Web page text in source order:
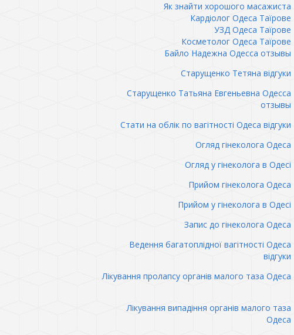
Як знайти хорошого масажиста
Кардіолог Одеса Таїрове
УЗД Одеса Таїрове
Косметолог Одеса Таїрове
Байло Надежна Одесса отзывы
Старущенко Тетяна відгуки
Старущенко Татьяна Евгеньевна Одесса
отзывы
Стати на облік по вагітності Одеса відгуки
Огляд гінеколога Одеса
Огляд у гінеколога в Одесі
Прийом гінеколога Одеса
Прийом у гінеколога в Одесі
Запис до гінеколога Одеса
Ведення багатоплідної вагітності Одеса
відгуки
Лікування пролапсу органів малого таза Одеса
Лікування випадіння органів малого таза
Одеса